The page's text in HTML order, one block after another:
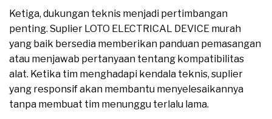
Ketiga, dukungan teknis menjadi pertimbangan
penting. Suplier LOTO ELECTRICAL DEVICE murah
yang baik bersedia memberikan panduan pemasangan
atau menjawab pertanyaan tentang kompatibilitas
alat. Ketika tim menghadapi kendala teknis, suplier
yang responsif akan membantu menyelesaikannya
tanpa membuat tim menunggu terlalu lama.